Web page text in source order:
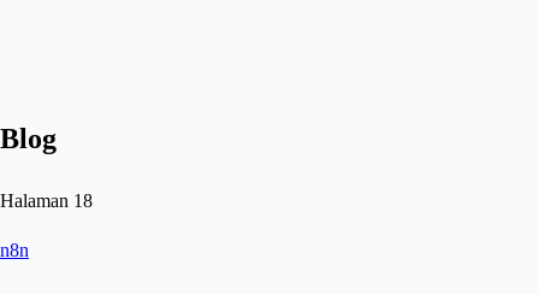
Blog
Halaman 18
n8n